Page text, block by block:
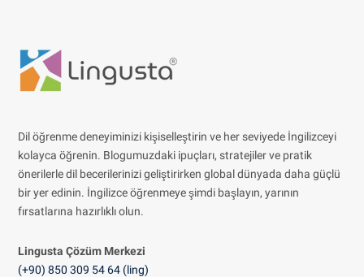
Dil öğrenme deneyiminizi kişiselleştirin ve her seviyede İngilizceyi
kolayca öğrenin. Blogumuzdaki ipuçları, stratejiler ve pratik
önerilerle dil becerilerinizi geliştirirken global dünyada daha güçlü
bir yer edinin. İngilizce öğrenmeye şimdi başlayın, yarının
fırsatlarına hazırlıklı olun.
Lingusta Çözüm Merkezi
(+90) 850 309 54 64 (ling)